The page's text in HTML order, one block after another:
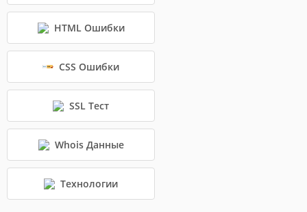
HTML Ошибки
CSS Ошибки
SSL Тест
Whois Данные
Технологии